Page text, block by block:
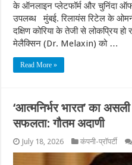
के ऑनलाइन प्लेटफॉर्म और चुनिंदा
उपलब्ध मुंबई. रिलायंस रिटेल के
दक्षिण कोरिया के तेजी से लोकप्रिय
मेलैक्सिन (Dr. Melaxin) को …
Read More »
‘आत्मनिर्भर भारत’ का
सफलता: गौतम अदाणी
July 18, 2026 कंपनी-प्रॉपर्टी